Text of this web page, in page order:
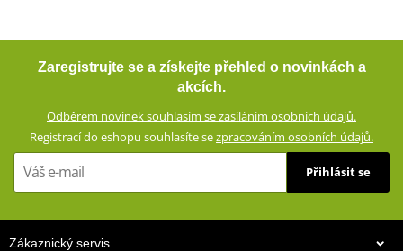
Materiál GERMADURA® 600D odolný proti oděru (100%
polyester)
Klimatická membrána GERMATEX® Z-Liner (voděodolná,
větruodolná, prodyšná)
Chrániče kyčlí a výškově nastavitelné chrániče kolen (oboje CE
certifikované, vyjímatelné)
Oblasti náchylné při pádu zesílené Ripstop materiálem
Reflexní prvky
Zaregistrujte se a získejte přehled o novinkách a
akcích.
Odběrem novinek souhlasím se zasíláním osobních údajů.
Registrací do eshopu souhlasíte sezpracováním osobních údajů.
Přihlásit se
Zákaznický servis